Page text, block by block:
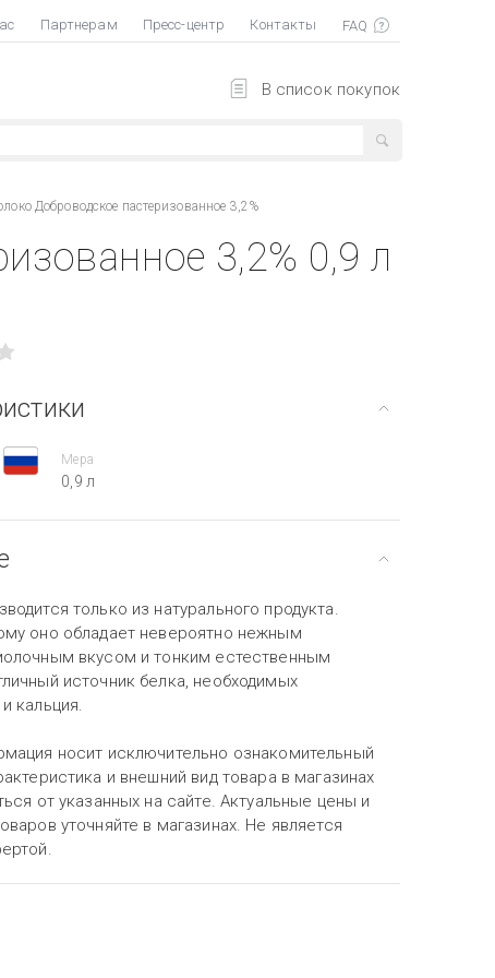
Партнерам Пресс-центр Контакты
В список покупок
Доброводское пастеризованное 3,2%
3,2% 0,9 л
Мера
0,9 л
только из натурального продукта.
оно обладает невероятно нежным
вкусом и тонким естественным
источник белка, необходимых
кальция.
носит исключительно ознакомительный
и внешний вид товара в магазинах
от указанных на сайте. Актуальные цены и
уточняйте в магазинах. Не является